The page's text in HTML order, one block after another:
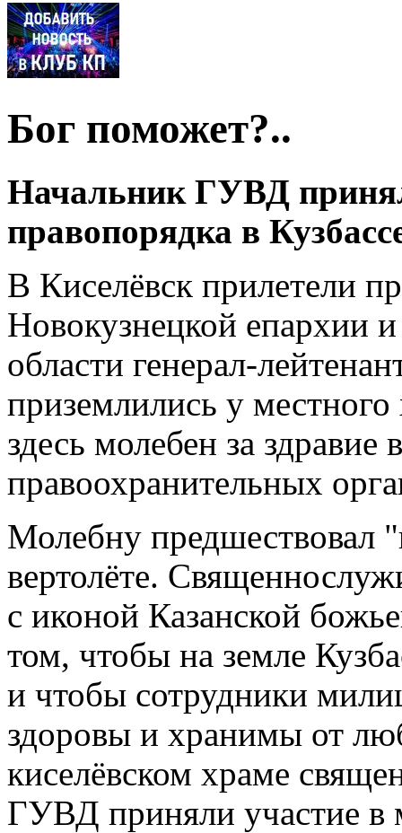
Бог поможет?..
Начальник ГУВД
правопорядка в
В Киселёвск прилетели
Новокузнецкой епархии
области генерал-
приземлились у
здесь молебен за здравие
правоохранительных
Молебну предшествовал
вертолёте.
с иконой Казанской
том, чтобы на земле
и чтобы сотрудники
здоровы и хранимы от
киселёвском храме
ГУВД приняли участие в